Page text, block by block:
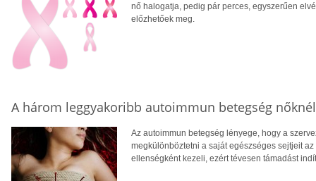
nő halogatja, pedig pár perces, egyszerűen
előzhetőek meg.
A három leggyakoribb autoimmun betegség nőknél
Az autoimmun betegség lényege, hogy a
megkülönböztetni a saját egészséges sejtjeit
ellenségként kezeli, ezért tévesen támadást